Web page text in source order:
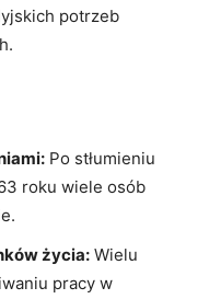
potrzeb
Po stłumieniu
roku wiele osób
życia: Wielu
pracy w